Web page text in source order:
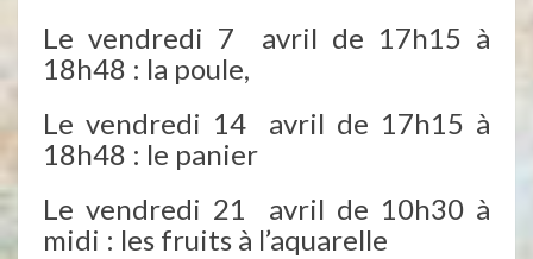
Le vendredi 7 avril de 17h15 à
18h48 : la poule,
Le vendredi 14 avril de 17h15 à
18h48 : le panier
Le vendredi 21 avril de 10h30 à
midi : les fruits à l’aquarelle